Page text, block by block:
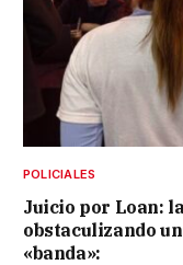
POLICIALES
Juicio por Loan:
obstaculizando
«banda»: